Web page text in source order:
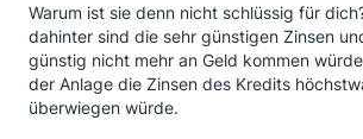
Warum ist sie denn nicht schlüssig für
dahinter sind die sehr günstigen Zinsen
günstig nicht mehr an Geld kommen
der Anlage die Zinsen des Kredits
überwiegen würde.